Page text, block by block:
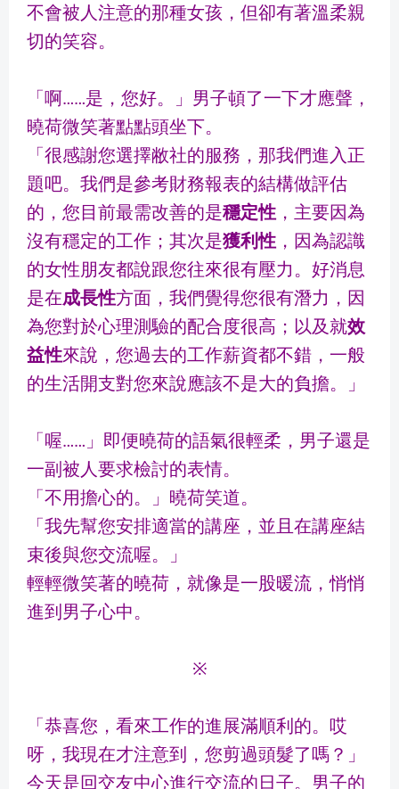
不會被人注意的那種女孩，但卻有著溫柔親
切的笑容。
「啊……是，您好。」男子頓了一下才應聲，
曉荷微笑著點點頭坐下。
「很感謝您選擇敝社的服務，那我們進入正
題吧。我們是參考財務報表的結構做評估
的，您目前最需改善的是穩定性 ，主要因為
沒有穩定的工作；其次是獲利性 ，因為認識
的女性朋友都說跟您往來很有壓力。好消息
是在成長性方面，我們覺得您很有潛力，因
為您對於心理測驗的配合度很高；以及就效
益性來說，您過去的工作薪資都不錯，一般
的生活開支對您來說應該不是大的負擔。」
「喔……」即便曉荷的語氣很輕柔，男子還是
一副被人要求檢討的表情。
「不用擔心的。」曉荷笑道。
「我先幫您安排適當的講座，並且在講座結
束後與您交流喔。」
輕輕微笑著的曉荷，就像是一股暖流，悄悄
進到男子心中。
※
「恭喜您，看來工作的進展滿順利的。哎
呀，我現在才注意到，您剪過頭髮了嗎？」
今天是回交友中心進行交流的日子。男子的